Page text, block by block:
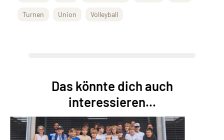
Turnen Union Volleyball
Das könnte dich auch
interessieren...